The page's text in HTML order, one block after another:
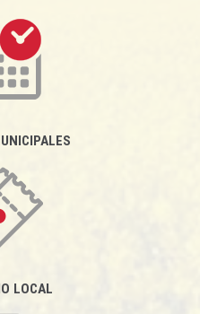
LOCAL